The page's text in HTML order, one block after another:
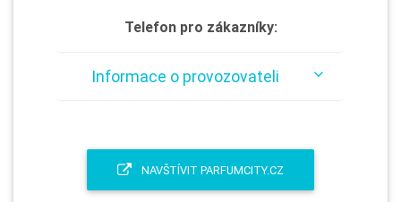
Telefon pro zákazníky:
Informace o provozovateli
NAVŠTÍVIT PARFUMCITY.CZ